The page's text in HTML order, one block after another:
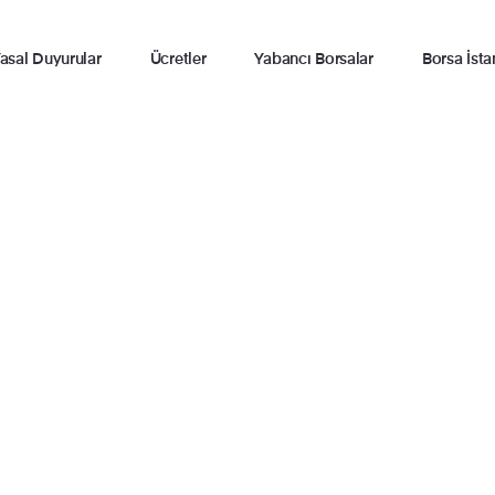
Duyurular Ücretler Yabancı Borsalar Borsa